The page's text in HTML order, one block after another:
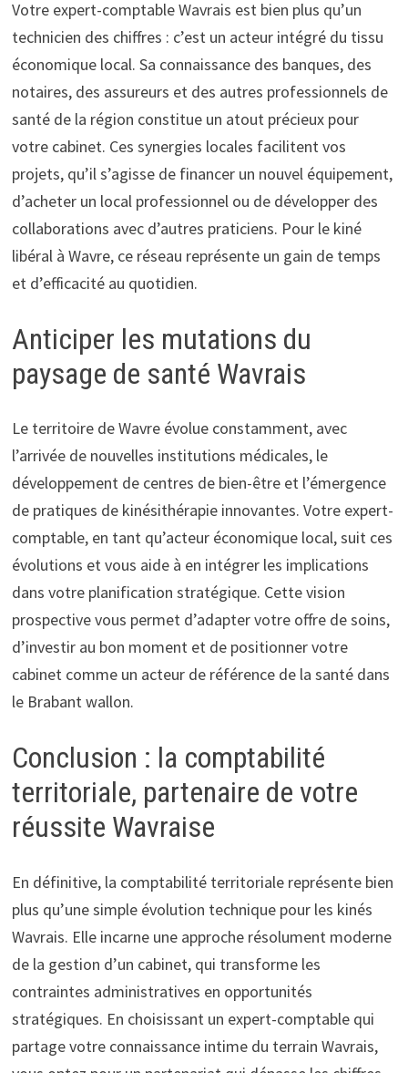
Votre expert-comptable Wavrais est bien plus qu’un
technicien des chiffres : c’est un acteur intégré du tissu
économique local. Sa connaissance des banques, des
notaires, des assureurs et des autres professionnels de
santé de la région constitue un atout précieux pour
votre cabinet. Ces synergies locales facilitent vos
projets, qu’il s’agisse de financer un nouvel équipement,
d’acheter un local professionnel ou de développer des
collaborations avec d’autres praticiens. Pour le kiné
libéral à Wavre, ce réseau représente un gain de temps
et d’efficacité au quotidien.
Anticiper les mutations du
paysage de santé Wavrais
Le territoire de Wavre évolue constamment, avec
l’arrivée de nouvelles institutions médicales, le
développement de centres de bien-être et l’émergence
de pratiques de kinésithérapie innovantes. Votre expert-
comptable, en tant qu’acteur économique local, suit ces
évolutions et vous aide à en intégrer les implications
dans votre planification stratégique. Cette vision
prospective vous permet d’adapter votre offre de soins,
d’investir au bon moment et de positionner votre
cabinet comme un acteur de référence de la santé dans
le Brabant wallon.
Conclusion : la comptabilité
territoriale, partenaire de votre
réussite Wavraise
En définitive, la comptabilité territoriale représente bien
plus qu’une simple évolution technique pour les kinés
Wavrais. Elle incarne une approche résolument moderne
de la gestion d’un cabinet, qui transforme les
contraintes administratives en opportunités
stratégiques. En choisissant un expert-comptable qui
partage votre connaissance intime du terrain Wavrais,